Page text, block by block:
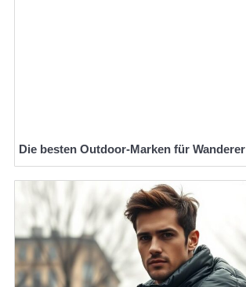
Die besten Outdoor-Marken für Wanderer